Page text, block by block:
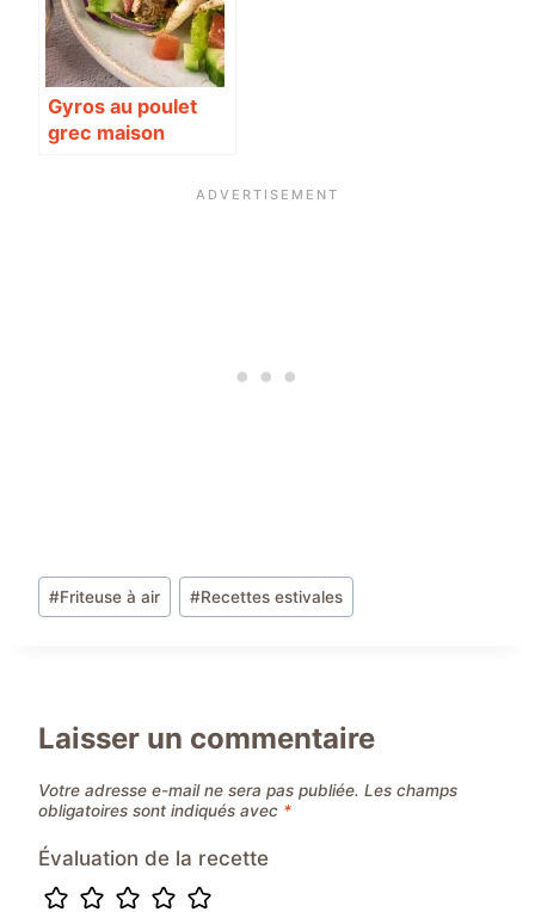
Gyros au poulet
grec maison
Étiquettes
de
#Friteuse à air #Recettes estivales
Laisser un commentaire
Votre adresse e-mail ne sera pas publiée. Les champs
obligatoires sont indiqués avec *
Évaluation de la recette